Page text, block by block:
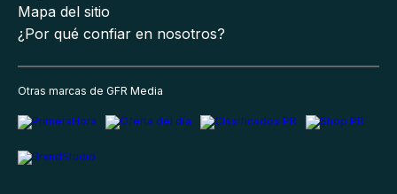
Mapa del sitio
¿Por qué confiar en nosotros?
Otras marcas de GFR Media